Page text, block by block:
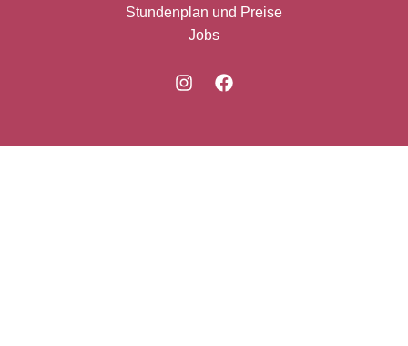
Stundenplan und Preise
Jobs